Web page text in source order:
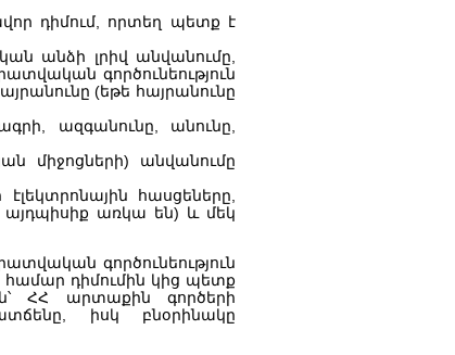
դիմում, որտեղ պետք է
անձի լրիվ անվանումը,
գործունեություն
(եթե հայրանունը
ազգանունը, անունը,
միջոցների) անվանումը
հասցեները,
առկա են) և մեկ
գործունեություն
դիմումին կից պետք
ՀՀ արտաքին գործերի
իսկ բնօրինակը